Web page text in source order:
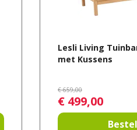
Lesli Living
met Kussens
€ 659,00
€ 499,00